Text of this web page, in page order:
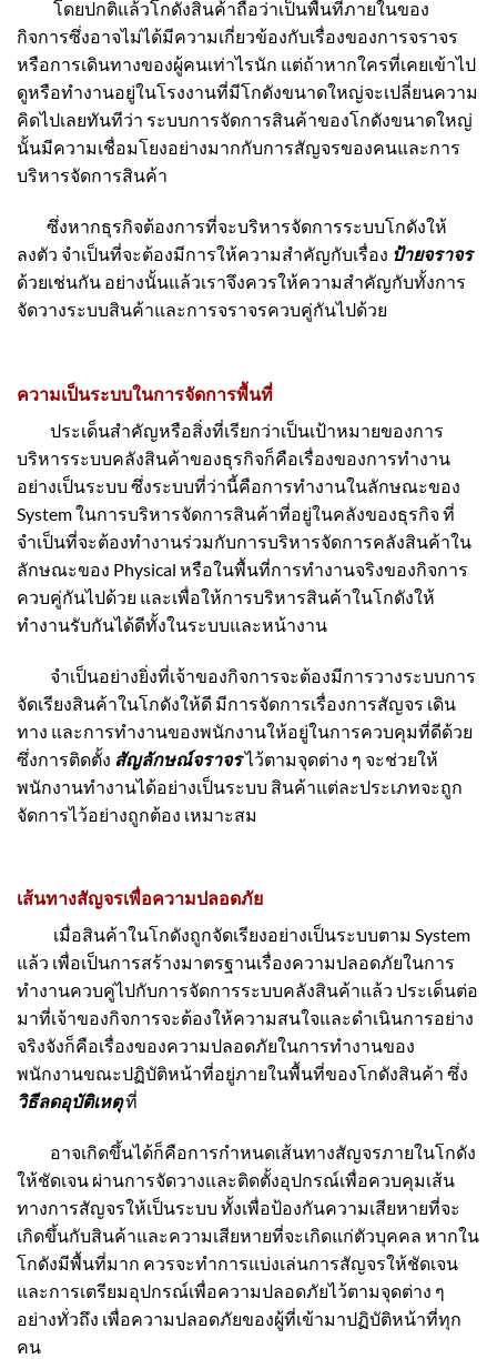
โดยปกติแล้วโกดังสินค้าถือว่าเป็นพื้นที่ภายในของ
กิจการซึ่งอาจไม่ได้มีความเกี่ยวข้องกับเรื่องของการจราจร
หรือการเดินทางของผู้คนเท่าไรนัก แต่ถ้าหากใครที่เคยเข้าไป
ดูหรือทำงานอยู่ในโรงงานที่มีโกดังขนาดใหญ่จะเปลี่ยนความ
คิดไปเลยทันทีว่า ระบบการจัดการสินค้าของโกดังขนาดใหญ่
นั้นมีความเชื่อมโยงอย่างมากกับการสัญจรของคนและการ
บริหารจัดการสินค้า
ซึ่งหากธุรกิจต้องการที่จะบริหารจัดการระบบโกดังให้
ลงตัว จำเป็นที่จะต้องมีการให้ความสำคัญกับเรื่อง ป้ายจราจร
ด้วยเช่นกัน อย่างนั้นแล้วเราจึงควรให้ความสำคัญกับทั้งการ
จัดวางระบบสินค้าและการจราจรควบคู่กันไปด้วย
ความเป็นระบบในการจัดการพื้นที่
ประเด็นสำคัญหรือสิ่งที่เรียกว่าเป็นเป้าหมายของการ
บริหารระบบคลังสินค้าของธุรกิจก็คือเรื่องของการทำงาน
อย่างเป็นระบบ ซึ่งระบบที่ว่านี้คือการทำงานในลักษณะของ
System ในการบริหารจัดการสินค้าที่อยู่ในคลังของธุรกิจ ที่
จำเป็นที่จะต้องทำงานร่วมกับการบริหารจัดการคลังสินค้าใน
ลักษณะของ Physical หรือในพื้นที่การทำงานจริงของกิจการ
ควบคู่กันไปด้วย และเพื่อให้การบริหารสินค้าในโกดังให้
ทำงานรับกันได้ดีทั้งในระบบและหน้างาน
จำเป็นอย่างยิ่งที่เจ้าของกิจการจะต้องมีการวางระบบการ
จัดเรียงสินค้าในโกดังให้ดี มีการจัดการเรื่องการสัญจร เดิน
ทาง และการทำงานของพนักงานให้อยู่ในการควบคุมที่ดีด้วย
ซึ่งการติดตั้ง สัญลักษณ์จราจรไว้ตามจุดต่าง ๆ จะช่วยให้
พนักงานทำงานได้อย่างเป็นระบบ สินค้าแต่ละประเภทจะถูก
จัดการไว้อย่างถูกต้อง เหมาะสม
เส้นทางสัญจรเพื่อความปลอดภัย
เมื่อสินค้าในโกดังถูกจัดเรียงอย่างเป็นระบบตาม System
แล้ว เพื่อเป็นการสร้างมาตรฐานเรื่องความปลอดภัยในการ
ทำงานควบคู่ไปกับการจัดการระบบคลังสินค้าแล้ว ประเด็นต่อ
มาที่เจ้าของกิจการจะต้องให้ความสนใจและดำเนินการอย่าง
จริงจังก็คือเรื่องของความปลอดภัยในการทำงานของ
พนักงานขณะปฏิบัติหน้าที่อยู่ภายในพื้นที่ของโกดังสินค้า ซึ่ง
วิธีลดอุบัติเหตุที่
อาจเกิดขึ้นได้ก็คือการกำหนดเส้นทางสัญจรภายในโกดัง
ให้ชัดเจน ผ่านการจัดวางและติดตั้งอุปกรณ์เพื่อควบคุมเส้น
ทางการสัญจรให้เป็นระบบ ทั้งเพื่อป้องกันความเสียหายที่จะ
เกิดขึ้นกับสินค้าและความเสียหายที่จะเกิดแก่ตัวบุคคล หากใน
โกดังมีพื้นที่มาก ควรจะทำการแบ่งเล่นการสัญจรให้ชัดเจน
และการเตรียมอุปกรณ์เพื่อความปลอดภัยไว้ตามจุดต่าง ๆ
อย่างทั่วถึง เพื่อความปลอดภัยของผู้ที่เข้ามาปฏิบัติหน้าที่ทุก
คน